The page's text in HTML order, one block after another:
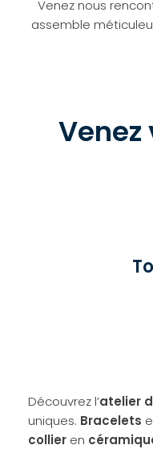
Venez nous
assemble
Découvrez l’atelier
uniques. Bracelets
collier en